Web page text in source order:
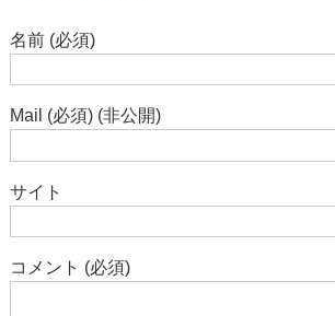
名前 (必須)
Mail (必須) (非公開)
サイト
コメント (必須)